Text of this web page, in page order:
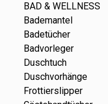
BAD & WELLNESS
Bademantel
Badetücher
Badvorleger
Duschtuch
Duschvorhänge
Frottierslipper